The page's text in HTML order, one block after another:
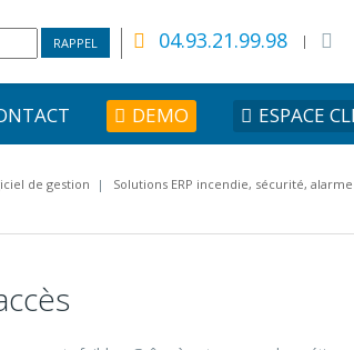
RAPPEL 04.93.21.99.98
DEMO ESPACE
de gestion | Solutions ERP incendie, sécurité, alarme